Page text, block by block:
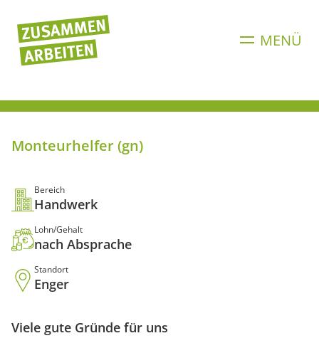
zum
Inhalt
MENÜ
Monteurhelfer (gn)
Bereich
Handwerk
Lohn/Gehalt
nach Absprache
Standort
Enger
Viele gute Gründe für uns